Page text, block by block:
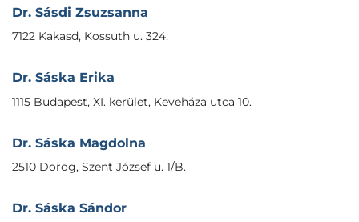
Dr. Sásdi Zsuzsanna
7122 Kakasd, Kossuth u. 324.
Dr. Sáska Erika
1115 Budapest, XI. kerület, Keveháza utca 10.
Dr. Sáska Magdolna
2510 Dorog, Szent József u. 1/B.
Dr. Sáska Sándor